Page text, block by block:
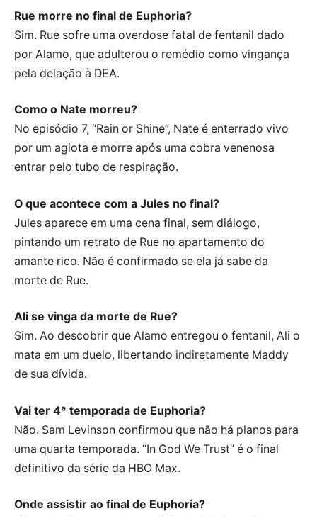
Rue morre no final de Euphoria?
Sim. Rue sofre uma overdose fatal de fentanil dado
por Alamo, que adulterou o remédio como vingança
pela delação à DEA.
Como o Nate morreu?
No episódio 7, “Rain or Shine”, Nate é enterrado vivo
por um agiota e morre após uma cobra venenosa
entrar pelo tubo de respiração.
O que acontece com a Jules no final?
Jules aparece em uma cena final, sem diálogo,
pintando um retrato de Rue no apartamento do
amante rico. Não é confirmado se ela já sabe da
morte de Rue.
Ali se vinga da morte de Rue?
Sim. Ao descobrir que Alamo entregou o fentanil, Ali o
mata em um duelo, libertando indiretamente Maddy
de sua dívida.
Vai ter 4ª temporada de Euphoria?
Não. Sam Levinson confirmou que não há planos para
uma quarta temporada. “In God We Trust” é o final
definitivo da série da HBO Max.
Onde assistir ao final de Euphoria?